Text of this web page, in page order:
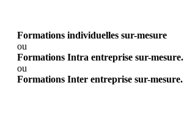
Formations individuelles sur-mesure
ou
Formations Intra entreprise sur-mesure.
ou
Formations Inter entreprise sur-mesure.